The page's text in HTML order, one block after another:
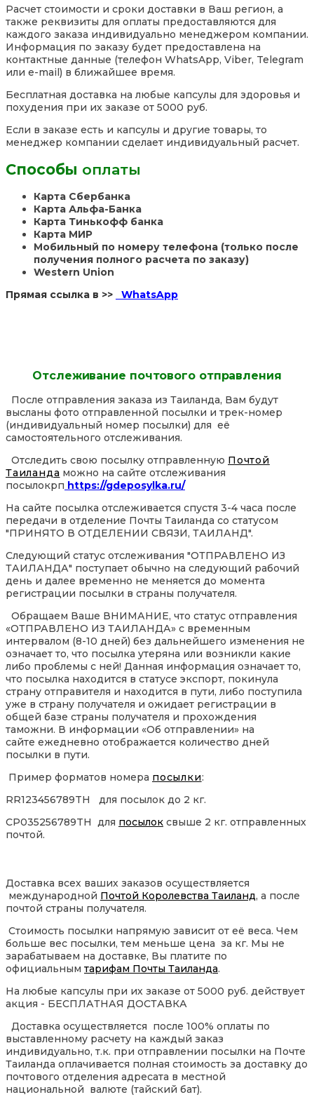
Расчет стоимости и сроки доставки в Ваш регион, а
также реквизиты для оплаты предоставляются для
каждого заказа индивидуально менеджером компании.
Информация по заказу будет предоставлена на
контактные данные (телефон WhatsApp, Viber, Telegram
или e-mail) в ближайшее время.
Бесплатная доставка на любые капсулы для здоровья и
похудения при их заказе от 5000 руб.
Если в заказе есть и капсулы и другие товары, то
менеджер компании сделает индивидуальный расчет.
Способы оплаты
Карта Сбербанка
Карта Альфа-Банка
Карта Тинькофф банка
Карта МИР
Мобильный по номеру телефона (только после
получения полного расчета по заказу)
Western Union
Прямая ссылка в >>
WhatsApp
Отслеживание почтового отправления
После отправления заказа из Таиланда, Вам будут
высланы фото отправленной посылки и трек-номер
(индивидуальный номер посылки) для её
самостоятельного отслеживания.
Отследить свою посылку отправленную Почтой
Таиланда можно на сайте отслеживания
посылокрп https://gdeposylka.ru/
На сайте посылка отслеживается спустя 3-4 часа после
передачи в отделение Почты Таиланда со статусом
"ПРИНЯТО В ОТДЕЛЕНИИ СВЯЗИ, ТАИЛАНД".
Следующий статус отслеживания "ОТПРАВЛЕНО ИЗ
ТАИЛАНДА" поступает обычно на следующий рабочий
день и далее временно не меняется до момента
регистрации посылки в страны получателя.
Обращаем Ваше ВНИМАНИЕ, что статус отправления
«ОТПРАВЛЕНО ИЗ ТАИЛАНДА» с временным
интервалом (8-10 дней) без дальнейшего изменения не
означает то, что посылка утеряна или возникли какие
либо проблемы с ней! Данная информация означает то,
что посылка находится в статусе экспорт, покинула
страну отправителя и находится в пути, либо поступила
уже в страну получателя и ожидает регистрации в
общей базе страны получателя и прохождения
таможни. В информации «Об отправлении» на
сайте ежедневно отображается количество дней
посылки в пути.
Пример форматов номера посылки:
RR123456789TH для посылок до 2 кг.
CP035256789TH для посылок свыше 2 кг. отправленных
почтой.
Доставка всех ваших заказов осуществляется
международной Почтой Королевства Таиланд, а после
почтой страны получателя.
Стоимость посылки напрямую зависит от её веса. Чем
больше вес посылки, тем меньше цена за кг. Мы не
зарабатываем на доставке, Вы платите по
официальным тарифам Почты Таиланда.
На любые капсулы при их заказе от 5000 руб. действует
акция - БЕСПЛАТНАЯ ДОСТАВКА
Доставка осуществляется после 100% оплаты по
выставленному расчету на каждый заказ
индивидуально, т.к. при отправлении посылки на Почте
Таиланда оплачивается полная стоимость за доставку до
почтового отделения адресата в местной
национальной валюте (тайский бат).